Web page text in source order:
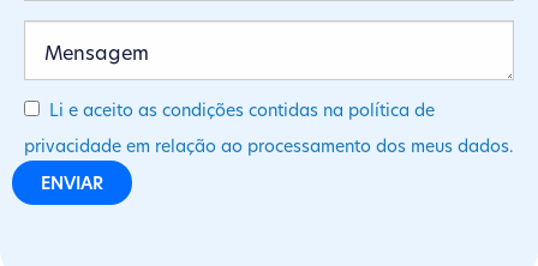
Li e aceito as condições contidas na política de
privacidade em relação ao processamento dos meus dados.